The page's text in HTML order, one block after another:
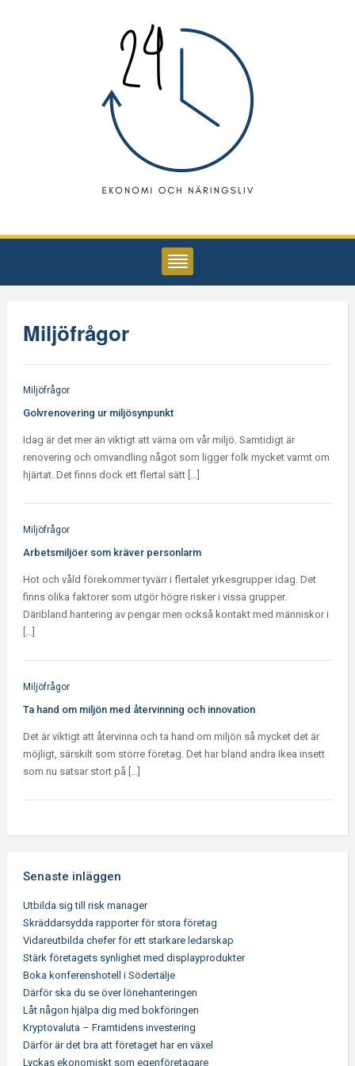
Miljöfrågor
Miljöfrågor
Golvrenovering ur miljösynpunkt
Idag är det mer än viktigt att värna om vår miljö. Samtidigt är
renovering och omvandling något som ligger folk mycket varmt om
hjärtat. Det finns dock ett flertal sätt […]
Miljöfrågor
Arbetsmiljöer som kräver personlarm
Hot och våld förekommer tyvärr i flertalet yrkesgrupper idag. Det
finns olika faktorer som utgör högre risker i vissa grupper.
Däribland hantering av pengar men också kontakt med människor i
[…]
Miljöfrågor
Ta hand om miljön med återvinning och innovation
Det är viktigt att återvinna och ta hand om miljön så mycket det är
möjligt, särskilt som större företag. Det har bland andra Ikea insett
som nu satsar stort på […]
Senaste inläggen
Utbilda sig till risk manager
Skräddarsydda rapporter för stora företag
Vidareutbilda chefer för ett starkare ledarskap
Stärk företagets synlighet med displayprodukter
Boka konferenshotell i Södertälje
Därför ska du se över lönehanteringen
Låt någon hjälpa dig med bokföringen
Kryptovaluta – Framtidens investering
Därför är det bra att företaget har en växel
Lyckas ekonomiskt som egenföretagare